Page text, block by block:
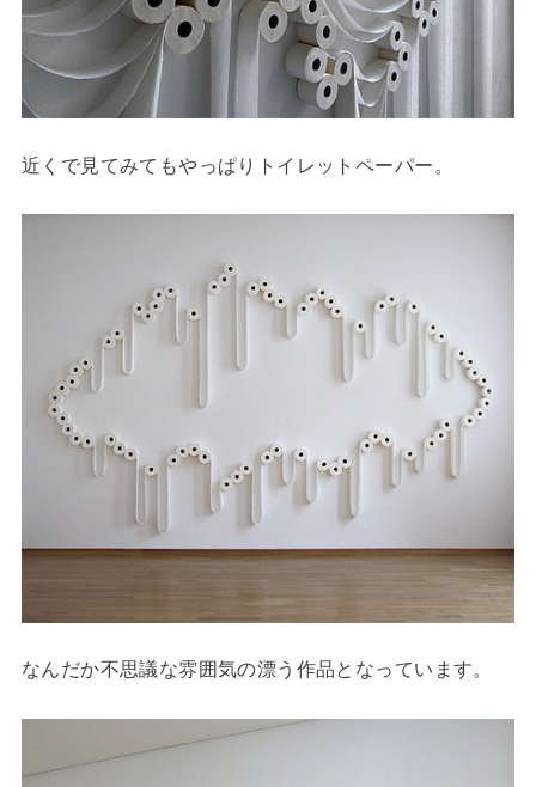
近くで見てみてもやっぱりトイレットペーパー。
なんだか不思議な雰囲気の漂う作品となっています。